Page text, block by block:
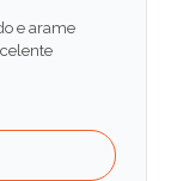
e arame